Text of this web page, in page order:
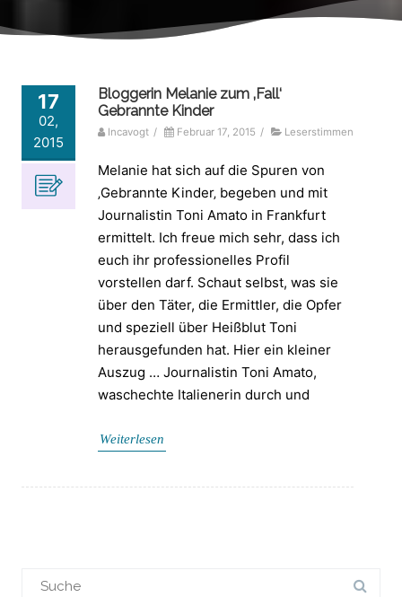
17
02,
2015
Bloggerin Melanie zum ‚Fall‘
Gebrannte Kinder
Incavogt / Februar 17, 2015 / Leserstimmen
Melanie hat sich auf die Spuren von
‚Gebrannte Kinder‚ begeben und mit
Journalistin Toni Amato in Frankfurt
ermittelt. Ich freue mich sehr, dass ich
euch ihr professionelles Profil
vorstellen darf. Schaut selbst, was sie
über den Täter, die Ermittler, die Opfer
und speziell über Heißblut Toni
herausgefunden hat. Hier ein kleiner
Auszug … Journalistin Toni Amato,
waschechte Italienerin durch und
Weiterlesen
für: